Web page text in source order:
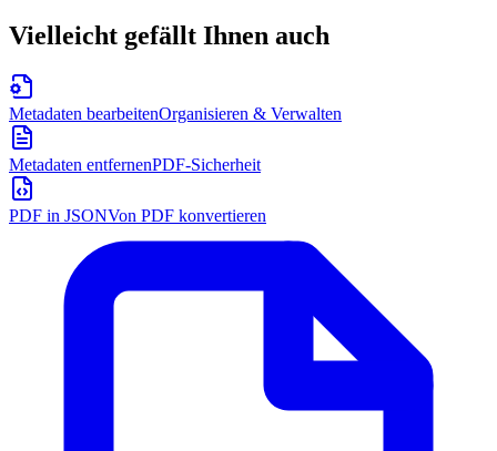
Vielleicht gefällt Ihnen auch
Metadaten bearbeitenOrganisieren & Verwalten
Metadaten entfernenPDF-Sicherheit
PDF in JSONVon PDF konvertieren